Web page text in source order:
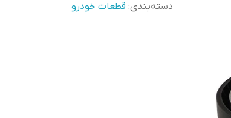
دسته‌بندی: قطعات خودرو